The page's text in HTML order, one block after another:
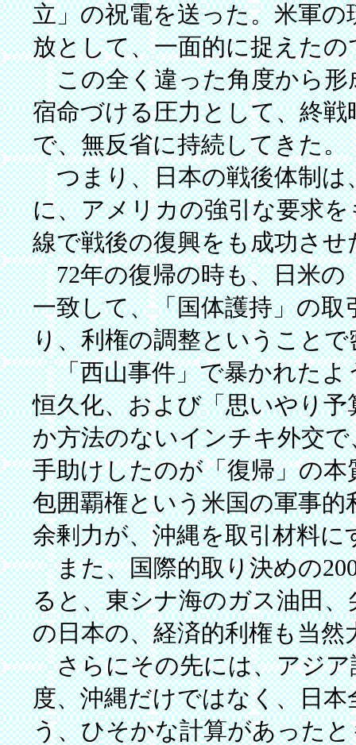
立」の祝電を送った。米軍
放として、一面的に捉えたの
この全く違った角度から形
宿命づける圧力として、終
で、無反省に持続してきた。
つまり、日本の戦後体制は
に、アメリカの強引な要求
線で戦後の復興をも成功させ
72年の復帰の時も、日米の
一致して、「国体護持」の
り、利権の調整ということ
「西山事件」で暴かれたよ
恒久化、および「思いやり
か方法のないインチキ外交
手助けしたのが「復帰」の
包囲覇権という米国の軍事
余剰力が、沖縄を取引材料
また、国際的取り決めの
ると、東シナ海のガス油田
の日本の、経済的利権も当然
さらにその先には、アジア
度、沖縄だけではなく、日
う、ひそかな計算があった